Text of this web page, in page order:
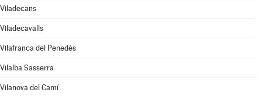
Viladecans
Viladecavalls
Vilafranca del Penedès
Vilalba Sasserra
Vilanova del Camí